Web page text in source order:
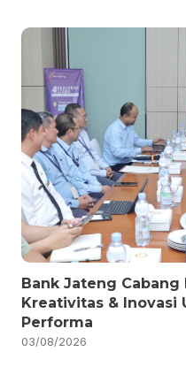
Bank Jateng
Kreativitas & Inovasi
Performa
03/08/2026